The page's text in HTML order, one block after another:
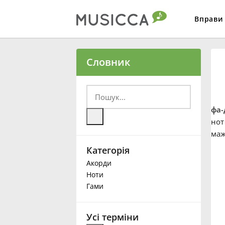
Вправи
Български
Deutsch
Español
Словник
Категорія
Акорди
Ноти
Гами
Усі терміни
фа-